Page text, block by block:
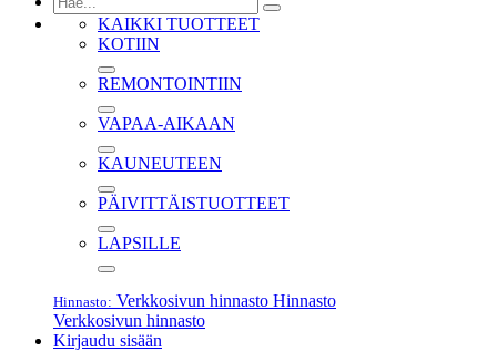
KAIKKI TUOTTEET
KOTIIN
REMONTOINTIIN
VAPAA-AIKAAN
KAUNEUTEEN
PÄIVITTÄISTUOTTEET
LAPSILLE
Hinnasto: Verkkosivun hinnasto Hinnasto
Verkkosivun hinnasto
Kirjaudu sisään